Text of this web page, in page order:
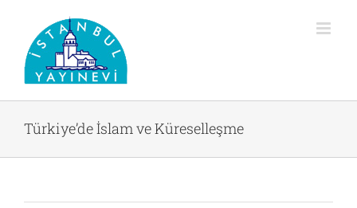
content
Türkiye’de İslam ve Küreselleşme